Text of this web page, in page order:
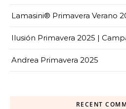
Lamasini® Primavera Verano
Ilusión Primavera 2025 |
Andrea Primavera 2025
RECENT